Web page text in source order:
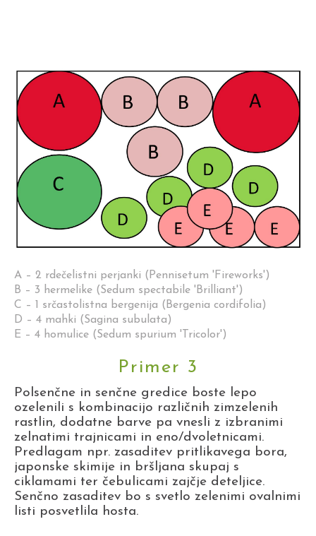
A – 2 rdečelistni perjanki (Pennisetum 'Fireworks')
B – 3 hermelike (Sedum spectabile 'Brilliant')
C – 1 srčastolistna bergenija (Bergenia cordifolia)
D – 4 mahki (Sagina subulata)
E – 4 homulice (Sedum spurium 'Tricolor')
Primer 3
Polsenčne in senčne gredice boste lepo
ozelenili s kombinacijo različnih zimzelenih
rastlin, dodatne barve pa vnesli z izbranimi
zelnatimi trajnicami in eno/dvoletnicami.
Predlagam npr. zasaditev pritlikavega bora,
japonske skimije in bršljana skupaj s
ciklamami ter čebulicami zajčje deteljice.
Senčno zasaditev bo s svetlo zelenimi ovalnimi
listi posvetlila hosta.